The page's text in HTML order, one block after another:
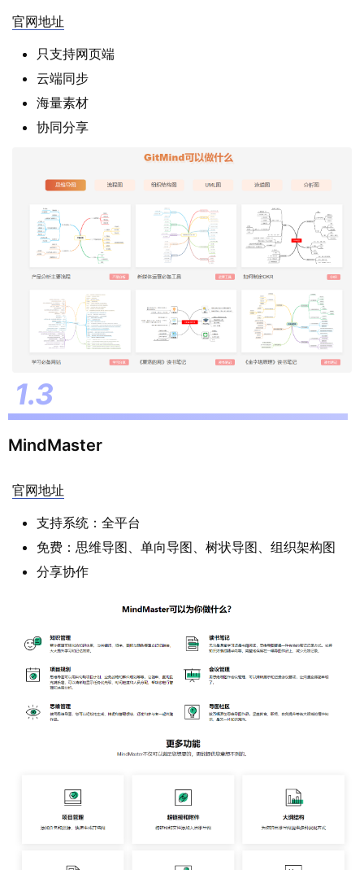
官网地址
只支持网页端
云端同步
海量素材
协同分享
MindMaster
官网地址
支持系统：全平台
免费：思维导图、单向导图、树状导图、组织架构图
分享协作